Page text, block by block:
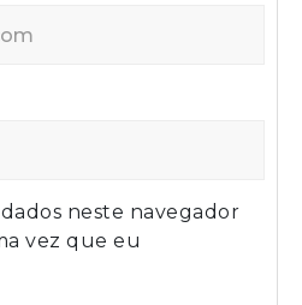
neste navegador
vez que eu